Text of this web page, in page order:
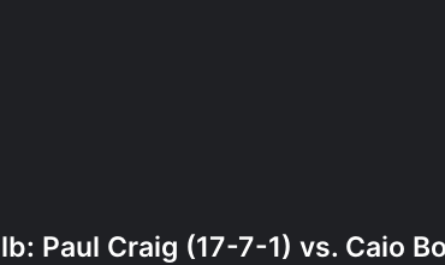
Paul Craig (17-7-1) vs. Caio